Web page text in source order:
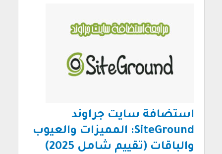
استضافة سايت جراوند
SiteGround: المميزات والعيوب
والباقات (تقييم شامل 2025)